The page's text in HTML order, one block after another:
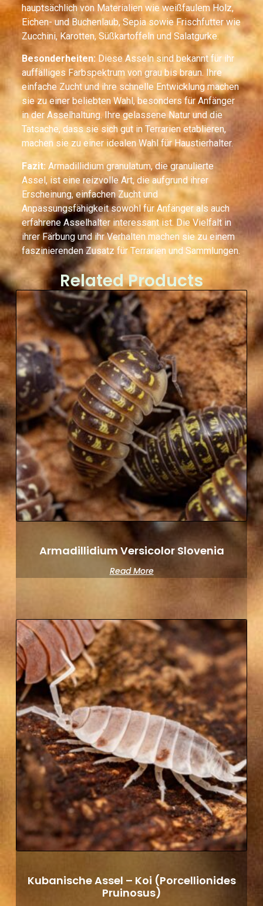
hauptsächlich von Materialien wie weißfaulem Holz,
Eichen- und Buchenlaub, Sepia sowie Frischfutter wie
Zucchini, Karotten, Süßkartoffeln und Salatgurke.
Besonderheiten: Diese Asseln sind bekannt für ihr
auffälliges Farbspektrum von grau bis braun. Ihre
einfache Zucht und ihre schnelle Entwicklung machen
sie zu einer beliebten Wahl, besonders für Anfänger
in der Asselhaltung. Ihre gelassene Natur und die
Tatsache, dass sie sich gut in Terrarien etablieren,
machen sie zu einer idealen Wahl für Haustierhalter.
Fazit: Armadillidium granulatum, die granulierte
Assel, ist eine reizvolle Art, die aufgrund ihrer
Erscheinung, einfachen Zucht und
Anpassungsfähigkeit sowohl für Anfänger als auch
erfahrene Asselhalter interessant ist. Die Vielfalt in
ihrer Färbung und ihr Verhalten machen sie zu einem
faszinierenden Zusatz für Terrarien und Sammlungen.
Related Products
Armadillidium Versicolor Slovenia
Read More
Kubanische Assel – Koi (Porcellionides
Pruinosus)